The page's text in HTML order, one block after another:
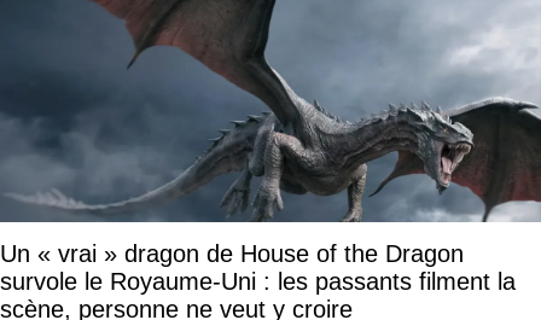
Un « vrai » dragon de House of the Dragon
survole le Royaume-Uni : les passants filment la
scène, personne ne veut y croire